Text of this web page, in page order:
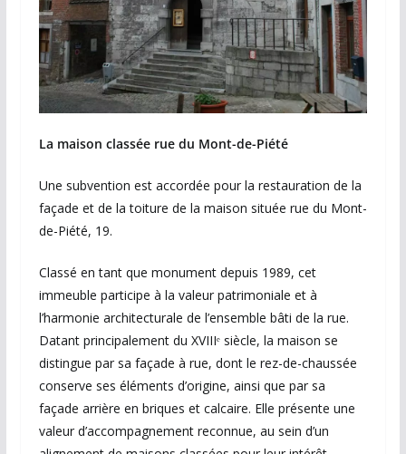
La maison classée rue du Mont-de-Piété
Une subvention est accordée pour la restauration de la
façade et de la toiture de la maison située rue du Mont-
de-Piété, 19.
Classé en tant que monument depuis 1989, cet
immeuble participe à la valeur patrimoniale et à
l’harmonie architecturale de l’ensemble bâti de la rue.
Datant principalement du XVIIIᵉ siècle, la maison se
distingue par sa façade à rue, dont le rez-de-chaussée
conserve ses éléments d’origine, ainsi que par sa
façade arrière en briques et calcaire. Elle présente une
valeur d’accompagnement reconnue, au sein d’un